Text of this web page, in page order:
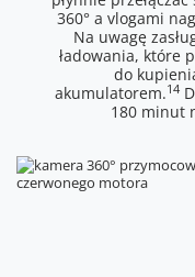
360° a vlogami
Na uwagę
ładowania, które
do
akumulatorem.14
180 minut